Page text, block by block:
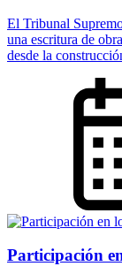
El Tribunal
una escritura de
desde la
Participación